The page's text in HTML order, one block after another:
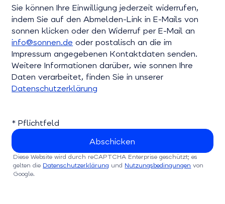
Bitte bestätigen Sie dieses Feld
Sie können Ihre Einwilligung jederzeit widerrufen,
indem Sie auf den Abmelden-Link in E-Mails von
sonnen klicken oder den Widerruf per E-Mail an
info@sonnen.de oder postalisch an die im
Impressum angegebenen Kontaktdaten senden.
Weitere Informationen darüber, wie sonnen Ihre
Daten verarbeitet, finden Sie in unserer
Datenschutzerklärung
* Pflichtfeld
Diese Website wird durch reCAPTCHA Enterprise geschützt; es
gelten die Datenschutzerklärung und Nutzungsbedingungen von
Google.